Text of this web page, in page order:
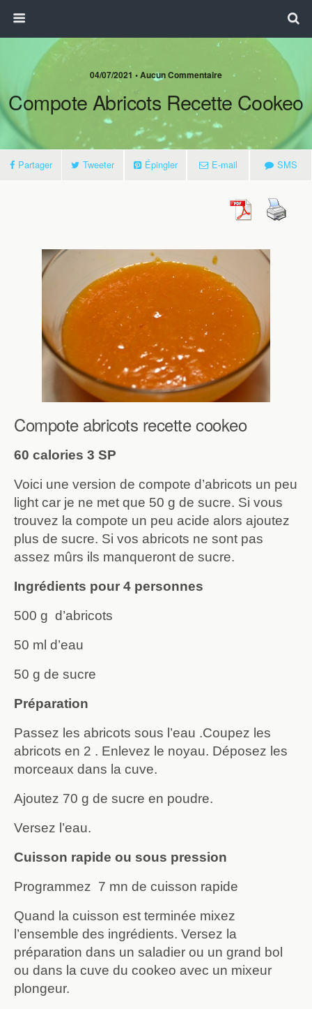
04/07/2021 • Aucun Commentaire
Compote Abricots Recette Cookeo
Partager Tweeter Épingler E-mail SMS
Compote abricots recette cookeo
60 calories 3 SP
Voici une version de compote d’abricots un peu
light car je ne met que 50 g de sucre. Si vous
trouvez la compote un peu acide alors ajoutez
plus de sucre. Si vos abricots ne sont pas
assez mûrs ils manqueront de sucre.
Ingrédients pour 4 personnes
500 g d’abricots
50 ml d’eau
50 g de sucre
Préparation
Passez les abricots sous l’eau .Coupez les
abricots en 2 . Enlevez le noyau. Déposez les
morceaux dans la cuve.
Ajoutez 70 g de sucre en poudre.
Versez l’eau.
Cuisson rapide ou sous pression
Programmez 7 mn de cuisson rapide
Quand la cuisson est terminée mixez
l’ensemble des ingrédients. Versez la
préparation dans un saladier ou un grand bol
ou dans la cuve du cookeo avec un mixeur
plongeur.